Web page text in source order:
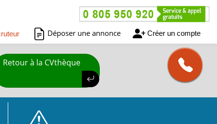
Déposer une annonce Créer un compte
Retour à la CVthèque